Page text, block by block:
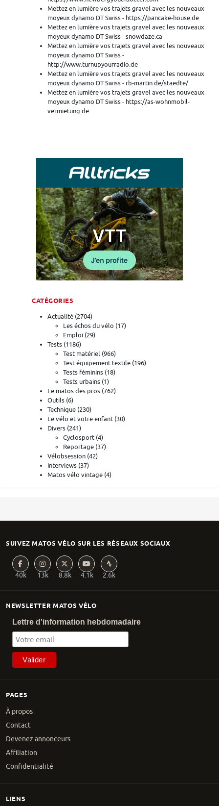
Mettez en lumière vos trajets gravel avec les nouveaux
moyeux dynamo DT Swiss - https://pancake-house.de
Mettez en lumière vos trajets gravel avec les nouveaux
moyeux dynamo DT Swiss - snowdaze.ca
Mettez en lumière vos trajets gravel avec les nouveaux
moyeux dynamo DT Swiss -
http://www.turnupyourradio.de
Mettez en lumière vos trajets gravel avec les nouveaux
moyeux dynamo DT Swiss - rb-martin.de/staedte/
Mettez en lumière vos trajets gravel avec les nouveaux
moyeux dynamo DT Swiss - https://as-wohnmobil-
vermietung.de
CATÉGORIES
Actualité (2704)
Les échos du vélo (17)
Emploi (29)
Tests (1186)
Test matériel (966)
Test équipement textile (196)
Tests féminins (18)
Tests urbains (1)
Le matos des pros (762)
Outils (6)
Technique (230)
Le vélo et votre enfant (30)
Divers (241)
Cyclosport (4)
Reportage (37)
Vélobsession (42)
Interviews (37)
Matos vélo vintage (4)
PAGES
À propos
Contact
Devenez annonceurs
Affiliation
Confidentialité
NEWSLETTER MATOS VÉLO
Lettre d'information hebdomadaire
SUIVEZ MATOS VÉLO SUR LES RÉSEAUX SOCIAUX
40k 13k 8.8k 4.1k 2.6k
LIENS